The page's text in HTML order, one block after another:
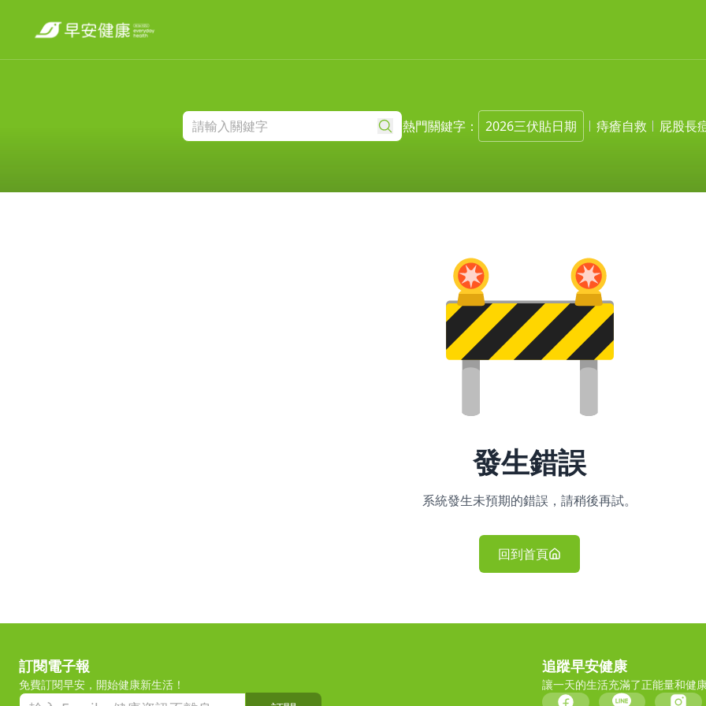
熱門關鍵字： 2026三伏貼日期 痔瘡自救 屁股長
發生錯誤
系統發生未預期的錯誤，請稍後再試。
回到首頁
訂閱電子報
免費訂閱早安，開始健康新生活！
追蹤早安健康
讓一天的生活充滿了正能量和健